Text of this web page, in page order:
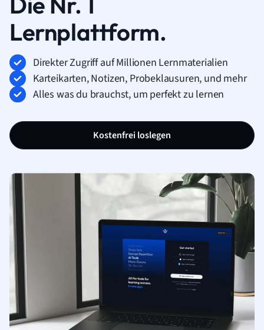
Lernplattform.
Direkter Zugriff auf Millionen Lernmaterialien
Karteikarten, Notizen, Probeklausuren, und mehr
Alles was du brauchst, um perfekt zu lernen
Kostenfrei loslegen